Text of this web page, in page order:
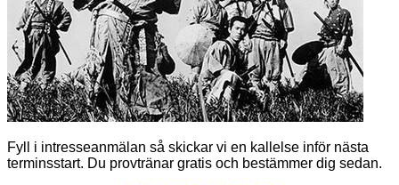
Fyll i intresseanmälan så skickar vi en kallelse inför nästa
terminsstart. Du provtränar gratis och bestämmer dig sedan.